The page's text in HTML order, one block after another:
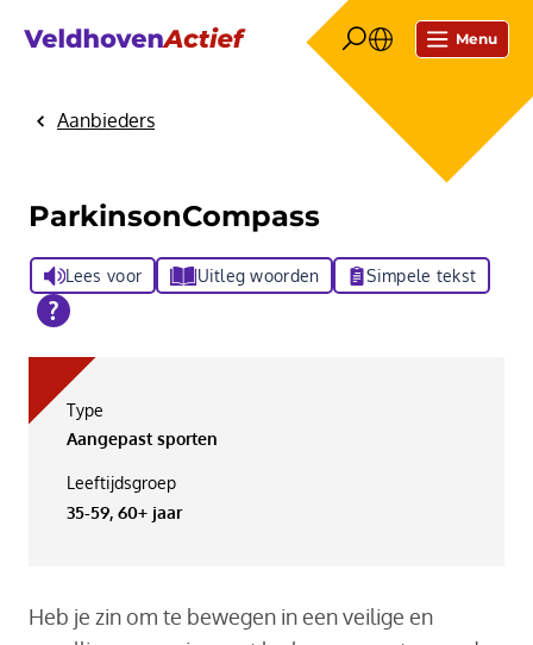
Menu
HomeAanbieders
ParkinsonCompass
Lees voor Uitleg woorden Simpele tekst
Type
Aangepast sporten
Leeftijdsgroep
35-59, 60+ jaar
Heb je zin om te bewegen in een veilige en